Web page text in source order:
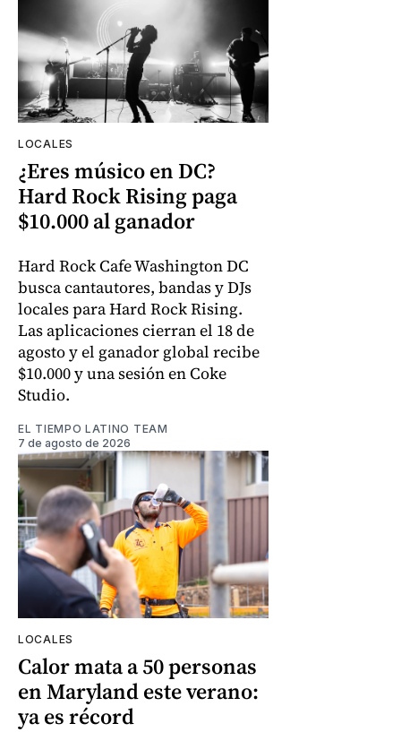
LOCALES
¿Eres músico en DC?
Hard Rock Rising paga
$10.000 al ganador
Hard Rock Cafe Washington DC
busca cantautores, bandas y DJs
locales para Hard Rock Rising.
Las aplicaciones cierran el 18 de
agosto y el ganador global recibe
$10.000 y una sesión en Coke
Studio.
EL TIEMPO LATINO TEAM
7 de agosto de 2026
LOCALES
Calor mata a 50 personas
en Maryland este verano:
ya es récord